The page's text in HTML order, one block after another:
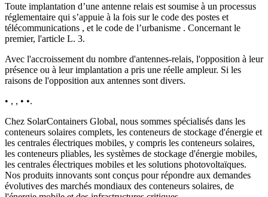
Toute implantation d’une antenne relais est soumise à un processus
réglementaire qui s’appuie à la fois sur le code des postes et
télécommunications , et le code de l’urbanisme . Concernant le
premier, l'article L. 3.
Avec l'accroissement du nombre d'antennes-relais, l'opposition à leur
présence ou à leur implantation a pris une réelle ampleur. Si les
raisons de l'opposition aux antennes sont divers.
• , , • •.
Chez SolarContainers Global, nous sommes spécialisés dans les
conteneurs solaires complets, les conteneurs de stockage d'énergie et
les centrales électriques mobiles, y compris les conteneurs solaires,
les conteneurs pliables, les systèmes de stockage d'énergie mobiles,
les centrales électriques mobiles et les solutions photovoltaïques.
Nos produits innovants sont conçus pour répondre aux demandes
évolutives des marchés mondiaux des conteneurs solaires, de